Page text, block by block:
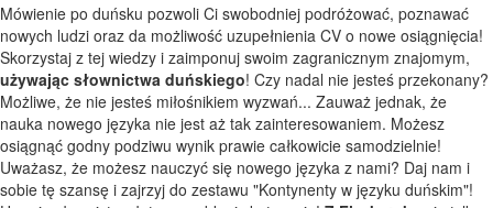
Mówienie po duńsku pozwoli Ci swobodniej podróżować, poznawać
nowych ludzi oraz da możliwość uzupełnienia CV o nowe osiągnięcia!
Skorzystaj z tej wiedzy i zaimponuj swoim zagranicznym znajomym,
używając słownictwa duńskiego! Czy nadal nie jesteś przekonany?
Możliwe, że nie jesteś miłośnikiem wyzwań... Zauważ jednak, że
nauka nowego języka nie jest aż tak zainteresowaniem. Możesz
osiągnąć godny podziwu wynik prawie całkowicie samodzielnie!
Uważasz, że możesz nauczyć się nowego języka z nami? Daj nam i
sobie tę szansę i zajrzyj do zestawu "Kontynenty w języku duńskim"!